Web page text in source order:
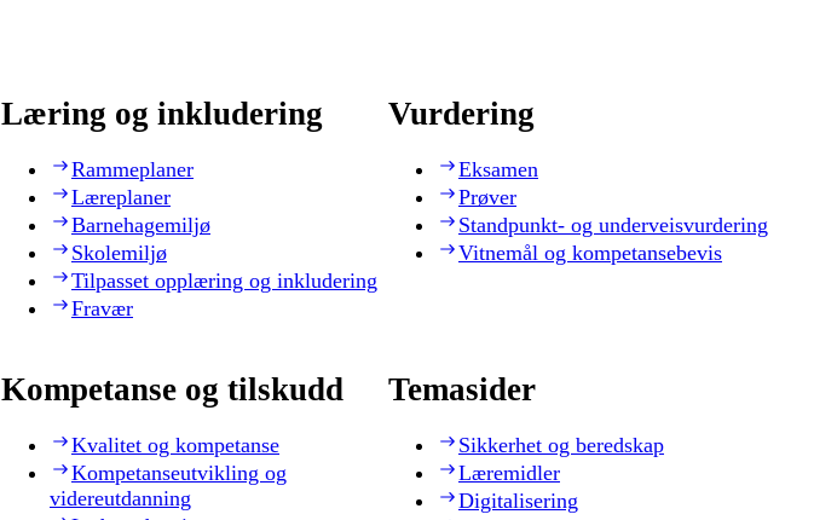
Læring og inkludering
Rammeplaner
Læreplaner
Barnehagemiljø
Skolemiljø
Tilpasset opplæring og inkludering
Fravær
Vurdering
Eksamen
Prøver
Standpunkt- og underveisvurdering
Vitnemål og kompetansebevis
Kompetanse og tilskudd
Kvalitet og kompetanse
Kompetanseutvikling og
videreutdanning
Temasider
Sikkerhet og beredskap
Læremidler
Digitalisering